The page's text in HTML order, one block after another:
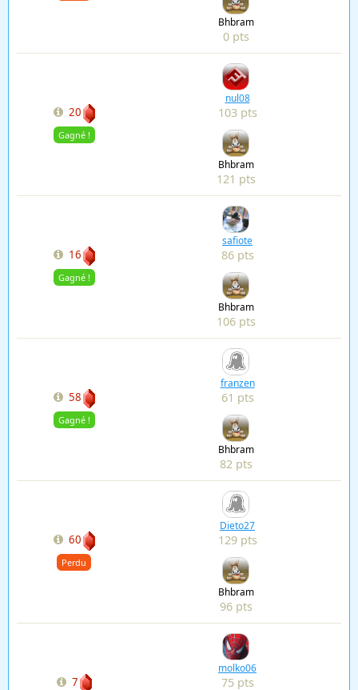
Bhbram
0 pts
20
Gagné !
nul08
103 pts
Bhbram
121 pts
16
Gagné !
safiote
86 pts
Bhbram
106 pts
58
Gagné !
franzen
61 pts
Bhbram
82 pts
60
Perdu
Dieto27
129 pts
Bhbram
96 pts
7
molko06
75 pts